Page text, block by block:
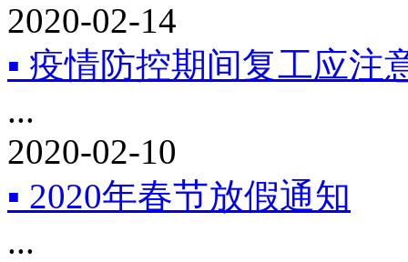
2020-02-14
▪ 疫情防控期间复工应注
...
2020-02-10
▪ 2020年春节放假通知
...